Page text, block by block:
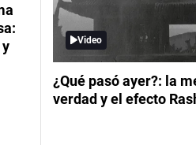
Video
¿Qué pasó ayer?: la
verdad y el efecto